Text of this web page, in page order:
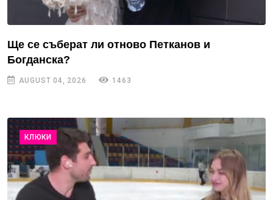
Ще се съберат ли отново Петканов и
Богданска?
AUGUST 04, 2026 1463
КЛЮКИ